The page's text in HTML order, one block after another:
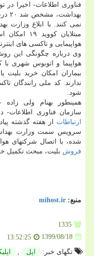
فناوری اطلاعات- اخیرا
نمی کنند. با ابلاغ وزارت
مبتلایان
هواپیمایی و تاکسی های
وی درباره چگونگی این
هواپیما و اتوبوس شهری
بیماران امکان خرید بلیت
ندارند. کد ملی رانندگان
شود.
همینطور بهنام ولی
سازمان فناوری اطلاعات-
ارتباطات از هفته گذشته
سرویس سمت وزارت
شده، با اتصال شرکتهای
فروش بلیت، مبحث تکمیل
منبع: mihost.ir
1335
1399/08/18
13:52:25
تگهای خبر:
اپل